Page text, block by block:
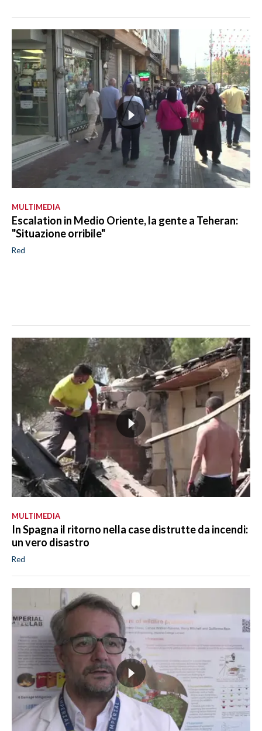
MULTIMEDIA
Escalation in Medio Oriente, la gente a Teheran:
"Situazione orribile"
Red
MULTIMEDIA
In Spagna il ritorno nella case distrutte da incendi:
un vero disastro
Red